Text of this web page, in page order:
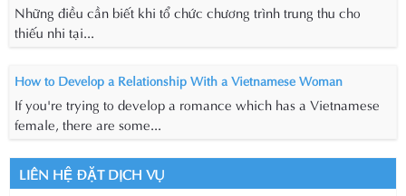
Những điều cần biết khi tổ chức chương trình trung thu cho
thiếu nhi tại...
How to Develop a Relationship With a Vietnamese Woman
If you're trying to develop a romance which has a Vietnamese
female, there are some...
LIÊN HỆ ĐẶT DỊCH VỤ